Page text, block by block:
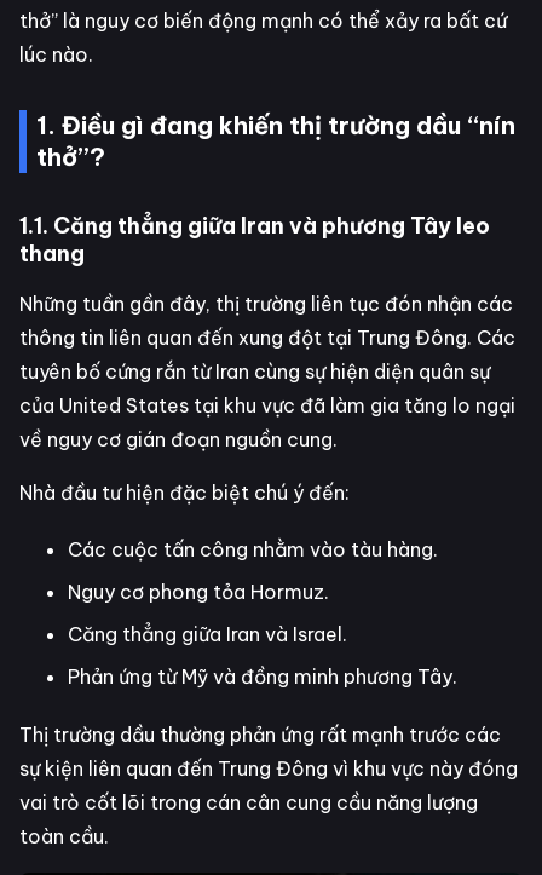
thở” là nguy cơ biến động mạnh có thể xảy ra bất cứ
lúc nào.
1. Điều gì đang khiến thị trường dầu “nín
thở”?
1.1. Căng thẳng giữa Iran và phương Tây leo
thang
Những tuần gần đây, thị trường liên tục đón nhận các
thông tin liên quan đến xung đột tại Trung Đông. Các
tuyên bố cứng rắn từ Iran cùng sự hiện diện quân sự
của United States tại khu vực đã làm gia tăng lo ngại
về nguy cơ gián đoạn nguồn cung.
Nhà đầu tư hiện đặc biệt chú ý đến:
Các cuộc tấn công nhằm vào tàu hàng.
Nguy cơ phong tỏa Hormuz.
Căng thẳng giữa Iran và Israel.
Phản ứng từ Mỹ và đồng minh phương Tây.
Thị trường dầu thường phản ứng rất mạnh trước các
sự kiện liên quan đến Trung Đông vì khu vực này đóng
vai trò cốt lõi trong cán cân cung cầu năng lượng
toàn cầu.